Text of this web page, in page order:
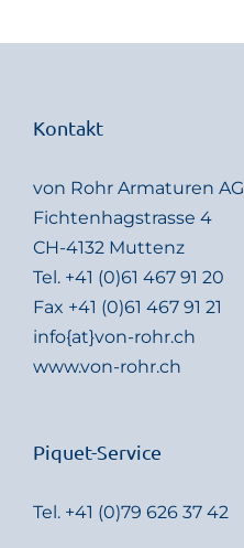
Kontakt
von Rohr Armaturen AG
Fichtenhagstrasse 4
CH-4132 Muttenz
Tel. +41 (0)61 467 91 20
Fax +41 (0)61 467 91 21
info{at}von-rohr.ch
www.von-rohr.ch
Piquet-Service
Tel. +41 (0)79 626 37 42